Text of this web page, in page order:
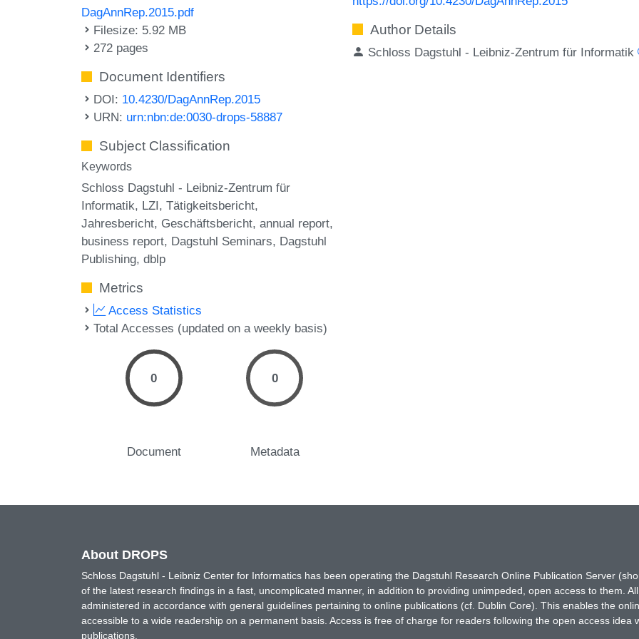
DagAnnRep.2015.pdf
Filesize: 5.92 MB
272 pages
Document Identifiers
DOI: 10.4230/DagAnnRep.2015
URN: urn:nbn:de:0030-drops-58887
Subject Classification
Keywords
Schloss Dagstuhl - Leibniz-Zentrum für
Informatik LZI Tätigkeitsbericht
Jahresbericht Geschäftsbericht annual report
business report Dagstuhl Seminars Dagstuhl
Publishing dblp
Metrics
Access Statistics
Total Accesses (updated on a weekly basis)
0
Document
0
Metadata
Author Details
Schloss Dagstuhl - Leibniz-Zentrum für Informatik
About DROPS
Schloss Dagstuhl - Leibniz Center for Informatics has been operating the Dagstuhl Research Online Publication Server
of the latest research findings in a fast, uncomplicated manner, in addition to providing unimpeded, open access to them.
administered in accordance with general guidelines pertaining to online publications (cf. Dublin Core). This enables the
accessible to a wide readership on a permanent basis. Access is free of charge for readers following the open access idea
publications.